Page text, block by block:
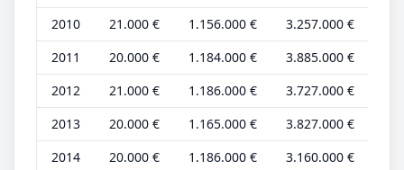
2010
21.000 € 1.156.000 € 3.257.000 €
2011
20.000 € 1.184.000 € 3.885.000 €
2012
21.000 € 1.186.000 € 3.727.000 €
2013
20.000 € 1.165.000 € 3.827.000 €
2014
20.000 € 1.186.000 € 3.160.000 €